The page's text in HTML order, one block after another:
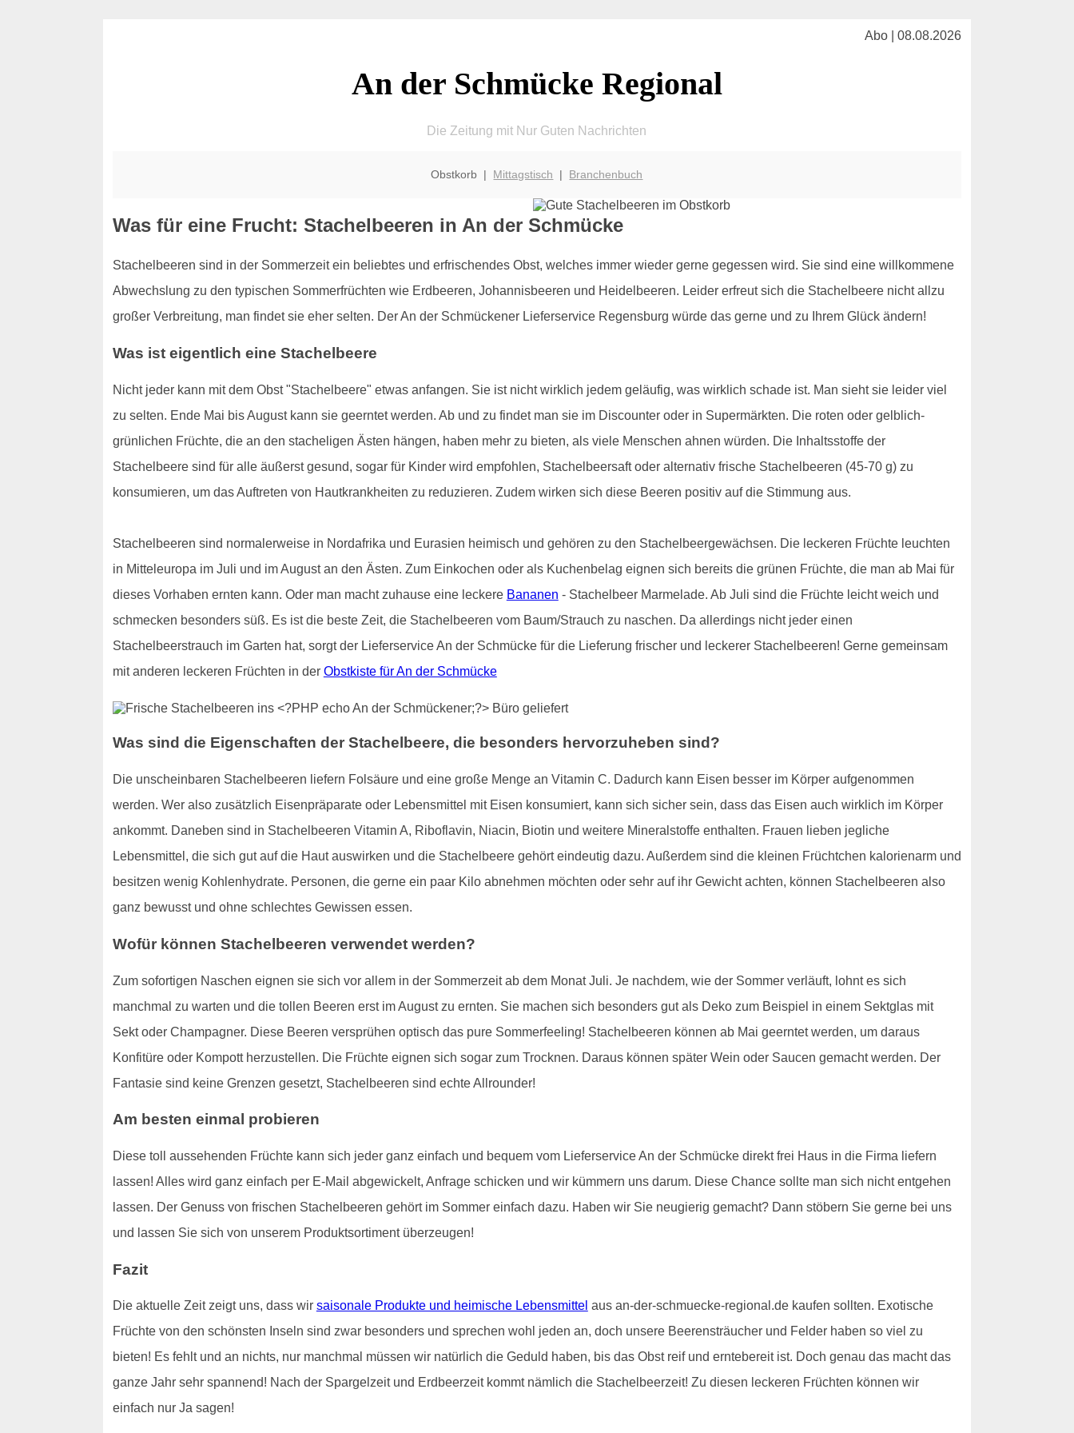
Abo | 08.08.2026
An der Schmücke Regional
Die Zeitung mit Nur Guten Nachrichten
Obstkorb | Mittagstisch | Branchenbuch
Was für eine Frucht: Stachelbeeren in An der Schmücke
Stachelbeeren sind in der Sommerzeit ein beliebtes und erfrischendes Obst, welches immer wieder gerne gegessen wird. Sie sind eine willkommene
Abwechslung zu den typischen Sommerfrüchten wie Erdbeeren, Johannisbeeren und Heidelbeeren. Leider erfreut sich die Stachelbeere nicht allzu
großer Verbreitung, man findet sie eher selten. Der An der Schmückener Lieferservice Regensburg würde das gerne und zu Ihrem Glück ändern!
Was ist eigentlich eine Stachelbeere
Nicht jeder kann mit dem Obst "Stachelbeere" etwas anfangen. Sie ist nicht wirklich jedem geläufig, was wirklich schade ist. Man sieht sie leider viel
zu selten. Ende Mai bis August kann sie geerntet werden. Ab und zu findet man sie im Discounter oder in Supermärkten. Die roten oder gelblich-
grünlichen Früchte, die an den stacheligen Ästen hängen, haben mehr zu bieten, als viele Menschen ahnen würden. Die Inhaltsstoffe der
Stachelbeere sind für alle äußerst gesund, sogar für Kinder wird empfohlen, Stachelbeersaft oder alternativ frische Stachelbeeren (45-70 g) zu
konsumieren, um das Auftreten von Hautkrankheiten zu reduzieren. Zudem wirken sich diese Beeren positiv auf die Stimmung aus.
Stachelbeeren sind normalerweise in Nordafrika und Eurasien heimisch und gehören zu den Stachelbeergewächsen. Die leckeren Früchte leuchten
in Mitteleuropa im Juli und im August an den Ästen. Zum Einkochen oder als Kuchenbelag eignen sich bereits die grünen Früchte, die man ab Mai für
dieses Vorhaben ernten kann. Oder man macht zuhause eine leckere Bananen - Stachelbeer Marmelade. Ab Juli sind die Früchte leicht weich und
schmecken besonders süß. Es ist die beste Zeit, die Stachelbeeren vom Baum/Strauch zu naschen. Da allerdings nicht jeder einen
Stachelbeerstrauch im Garten hat, sorgt der Lieferservice An der Schmücke für die Lieferung frischer und leckerer Stachelbeeren! Gerne gemeinsam
mit anderen leckeren Früchten in der Obstkiste für An der Schmücke
Was sind die Eigenschaften der Stachelbeere, die besonders hervorzuheben sind?
Die unscheinbaren Stachelbeeren liefern Folsäure und eine große Menge an Vitamin C. Dadurch kann Eisen besser im Körper aufgenommen
werden. Wer also zusätzlich Eisenpräparate oder Lebensmittel mit Eisen konsumiert, kann sich sicher sein, dass das Eisen auch wirklich im Körper
ankommt. Daneben sind in Stachelbeeren Vitamin A, Riboflavin, Niacin, Biotin und weitere Mineralstoffe enthalten. Frauen lieben jegliche
Lebensmittel, die sich gut auf die Haut auswirken und die Stachelbeere gehört eindeutig dazu. Außerdem sind die kleinen Früchtchen kalorienarm und
besitzen wenig Kohlenhydrate. Personen, die gerne ein paar Kilo abnehmen möchten oder sehr auf ihr Gewicht achten, können Stachelbeeren also
ganz bewusst und ohne schlechtes Gewissen essen.
Wofür können Stachelbeeren verwendet werden?
Zum sofortigen Naschen eignen sie sich vor allem in der Sommerzeit ab dem Monat Juli. Je nachdem, wie der Sommer verläuft, lohnt es sich
manchmal zu warten und die tollen Beeren erst im August zu ernten. Sie machen sich besonders gut als Deko zum Beispiel in einem Sektglas mit
Sekt oder Champagner. Diese Beeren versprühen optisch das pure Sommerfeeling! Stachelbeeren können ab Mai geerntet werden, um daraus
Konfitüre oder Kompott herzustellen. Die Früchte eignen sich sogar zum Trocknen. Daraus können später Wein oder Saucen gemacht werden. Der
Fantasie sind keine Grenzen gesetzt, Stachelbeeren sind echte Allrounder!
Am besten einmal probieren
Diese toll aussehenden Früchte kann sich jeder ganz einfach und bequem vom Lieferservice An der Schmücke direkt frei Haus in die Firma liefern
lassen! Alles wird ganz einfach per E-Mail abgewickelt, Anfrage schicken und wir kümmern uns darum. Diese Chance sollte man sich nicht entgehen
lassen. Der Genuss von frischen Stachelbeeren gehört im Sommer einfach dazu. Haben wir Sie neugierig gemacht? Dann stöbern Sie gerne bei uns
und lassen Sie sich von unserem Produktsortiment überzeugen!
Fazit
Die aktuelle Zeit zeigt uns, dass wir saisonale Produkte und heimische Lebensmittel aus an-der-schmuecke-regional.de kaufen sollten. Exotische
Früchte von den schönsten Inseln sind zwar besonders und sprechen wohl jeden an, doch unsere Beerensträucher und Felder haben so viel zu
bieten! Es fehlt und an nichts, nur manchmal müssen wir natürlich die Geduld haben, bis das Obst reif und erntebereit ist. Doch genau das macht das
ganze Jahr sehr spannend! Nach der Spargelzeit und Erdbeerzeit kommt nämlich die Stachelbeerzeit! Zu diesen leckeren Früchten können wir
einfach nur Ja sagen!